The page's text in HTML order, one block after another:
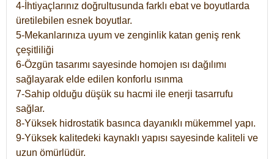
4-İhtiyaçlarınız doğrultusunda farklı ebat ve boyutlarda
üretilebilen esnek boyutlar.
5-Mekanlarınıza uyum ve zenginlik katan geniş renk
çeşitliliği
6-Özgün tasarımı sayesinde homojen ısı dağılımı
sağlayarak elde edilen konforlu ısınma
7-Sahip olduğu düşük su hacmi ile enerji tasarrufu
sağlar.
8-Yüksek hidrostatik basınca dayanıklı mükemmel yapı.
9-Yüksek kalitedeki kaynaklı yapısı sayesinde kaliteli ve
uzun ömürlüdür.